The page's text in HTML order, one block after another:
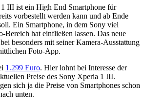
III ist ein High End Smartphone für
vorbestellt werden kann und ab Ende
Ein Smartphone, in dem Sony viel
Bereich hat einfließen lassen. Das neue
besonders mit seiner Kamera-Ausstattung
Foto-App.
1.299 Euro. Hier lohnt bei Interesse der
Preise des Sony Xperia 1 III.
sich ja die Preise von Smartphones schon
unten.